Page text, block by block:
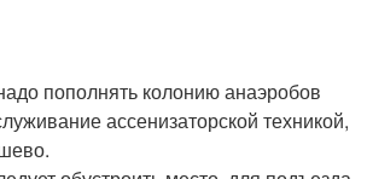
пополнять колонию анаэробов
ассенизаторской техникой,